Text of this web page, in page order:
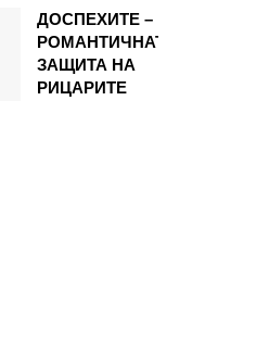
ДОСПЕХИТЕ –
РОМАНТИЧНАТА
ЗАЩИТА НА
РИЦАРИТЕ